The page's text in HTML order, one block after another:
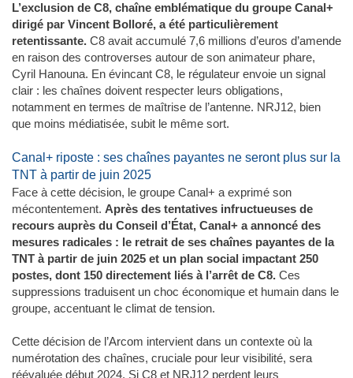
L’exclusion de C8, chaîne emblématique du groupe Canal+
dirigé par Vincent Bolloré, a été particulièrement
retentissante. C8 avait accumulé 7,6 millions d’euros d’amende
en raison des controverses autour de son animateur phare,
Cyril Hanouna. En évincant C8, le régulateur envoie un signal
clair : les chaînes doivent respecter leurs obligations,
notamment en termes de maîtrise de l’antenne. NRJ12, bien
que moins médiatisée, subit le même sort.
Canal+ riposte : ses chaînes payantes ne seront plus sur la
TNT à partir de juin 2025
Face à cette décision, le groupe Canal+ a exprimé son
mécontentement. Après des tentatives infructueuses de
recours auprès du Conseil d’État, Canal+ a annoncé des
mesures radicales : le retrait de ses chaînes payantes de la
TNT à partir de juin 2025 et un plan social impactant 250
postes, dont 150 directement liés à l’arrêt de C8. Ces
suppressions traduisent un choc économique et humain dans le
groupe, accentuant le climat de tension.
Cette décision de l’Arcom intervient dans un contexte où la
numérotation des chaînes, cruciale pour leur visibilité, sera
réévaluée début 2024. Si C8 et NRJ12 perdent leurs